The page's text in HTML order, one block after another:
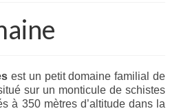
est un petit domaine familial de
sur un monticule de schistes
à 350 mètres d’altitude dans la